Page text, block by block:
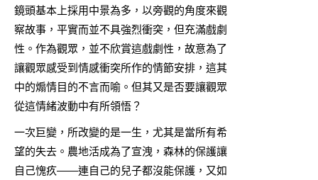
鏡頭基本上採用中景為多，以旁觀的角度來觀
察故事，平實而並不具強烈衝突，但充滿戲劇
性。作為觀眾，並不欣賞這戲劇性，故意為了
讓觀眾感受到情感衝突所作的情節安排，這其
中的煽情目的不言而喻。但其又是否要讓觀眾
從這情緒波動中有所領悟？
一次巨變，所改變的是一生，尤其是當所有希
望的失去。農地活成為了宣洩，森林的保護讓
自己愧疚——連自己的兒子都沒能保護，又如